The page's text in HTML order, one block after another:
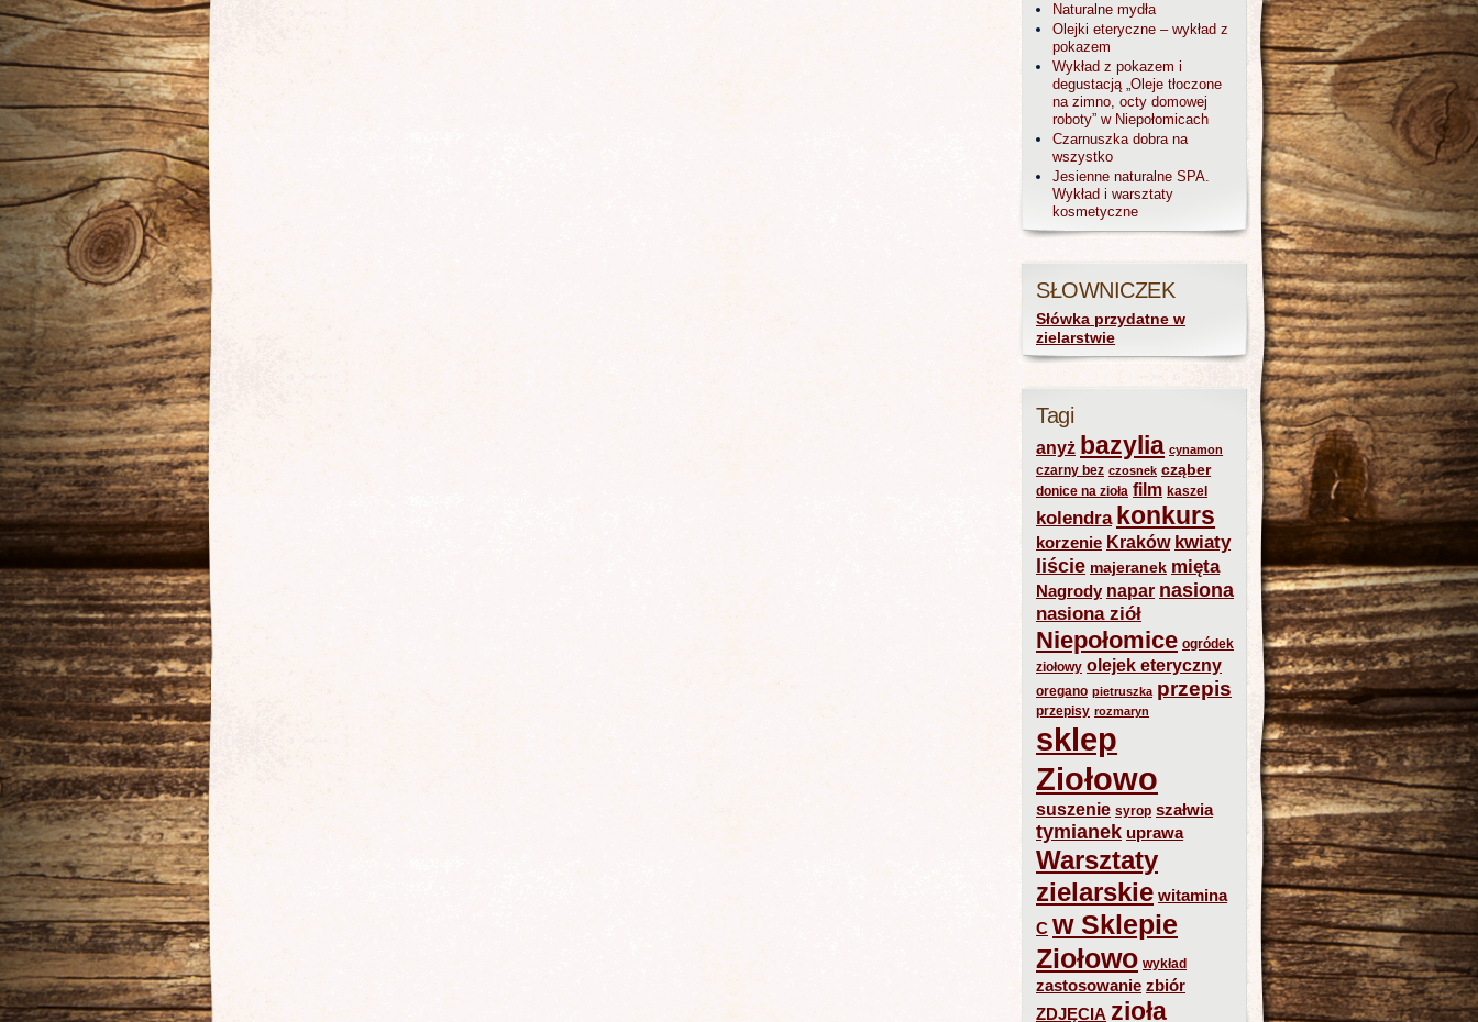
Naturalne mydła
Olejki eteryczne – wykład z
pokazem
Wykład z pokazem i
degustacją „Oleje tłoczone
na zimno, octy domowej
roboty” w Niepołomicach
Czarnuszka dobra na
wszystko
Jesienne naturalne SPA.
Wykład i warsztaty
kosmetyczne
SŁOWNICZEK
Słówka przydatne w
zielarstwie
Tagi
anyż bazylia cynamon
czarny bez czosnek cząber
donice na zioła film kaszel
kolendra konkurs
korzenie Kraków kwiaty
liście majeranek mięta
Nagrody napar nasiona
nasiona ziół
Niepołomice ogródek
ziołowy olejek eteryczny
oregano pietruszka przepis
przepisy rozmaryn
sklep
Ziołowo
suszenie syrop szałwia
tymianek uprawa
Warsztaty
zielarskie witamina
C w Sklepie
Ziołowo wykład
zastosowanie zbiór
ZDJĘCIA zioła